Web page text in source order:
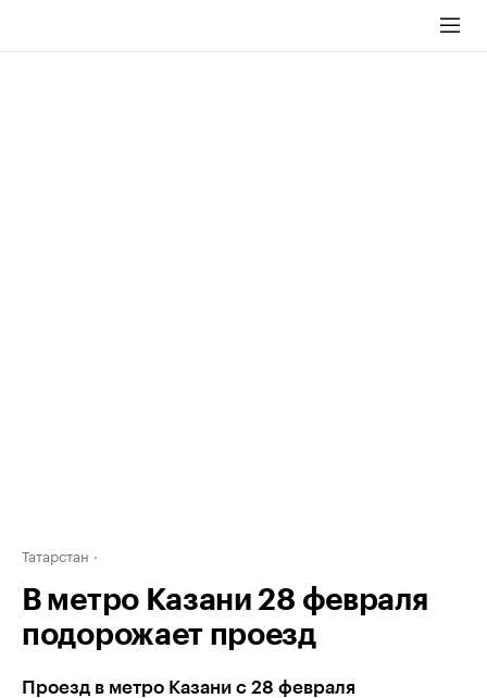
Татарстан
В метро Казани 28 февраля
подорожает проезд
Проезд в метро Казани с 28 февраля